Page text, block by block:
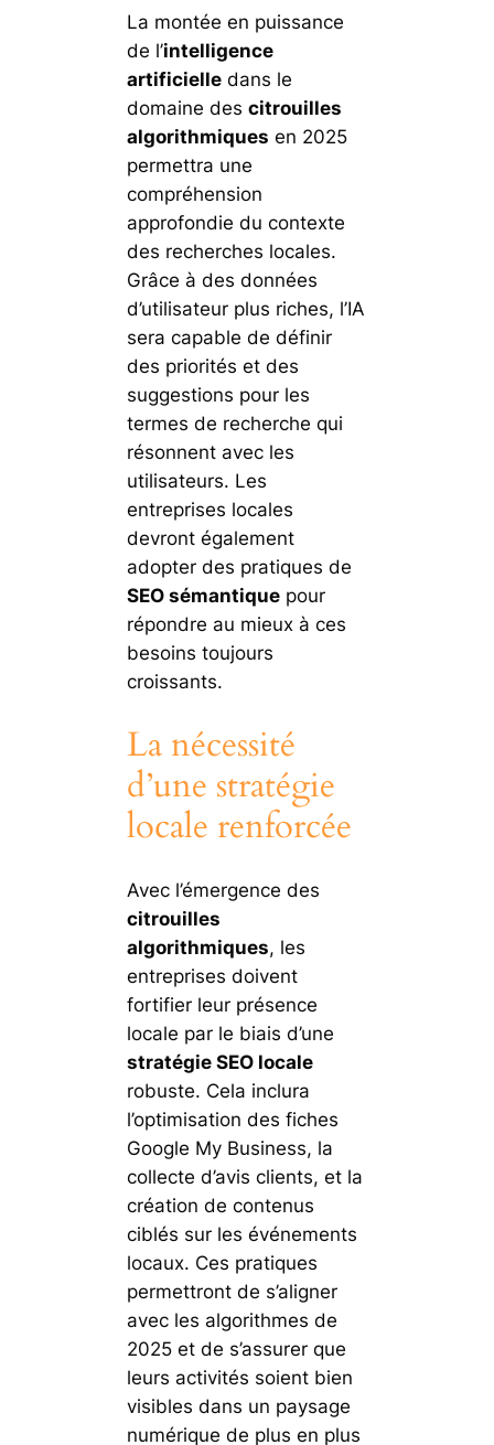
La montée en puissance
de l’intelligence
artificielle dans le
domaine descitrouilles
algorithmiques en 2025
permettra une
compréhension
approfondie du contexte
des recherches locales.
Grâce à des données
d’utilisateur plus riches, l’IA
sera capable de définir
des priorités et des
suggestions pour les
termes de recherche qui
résonnent avec les
utilisateurs. Les
entreprises locales
devront également
adopter des pratiques de
SEO sémantique pour
répondre au mieux à ces
besoins toujours
croissants.
La nécessité
d’une stratégie
locale renforcée
Avec l’émergence des
citrouilles
algorithmiques, les
entreprises doivent
fortifier leur présence
locale par le biais d’une
stratégie SEO locale
robuste. Cela inclura
l’optimisation des fiches
Google My Business, la
collecte d’avis clients, et la
création de contenus
ciblés sur les événements
locaux. Ces pratiques
permettront de s’aligner
avec les algorithmes de
2025 et de s’assurer que
leurs activités soient bien
visibles dans un paysage
numérique de plus en plus